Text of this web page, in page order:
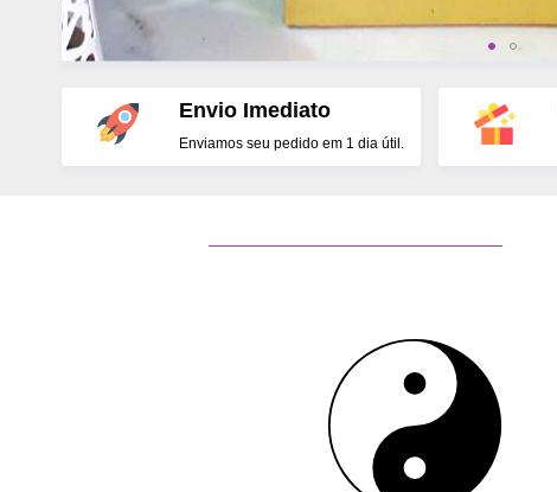
Envio Imediato
Enviamos seu pedido em 1 dia útil.